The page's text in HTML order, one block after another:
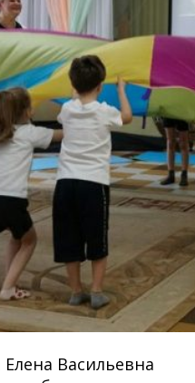
Васильевна